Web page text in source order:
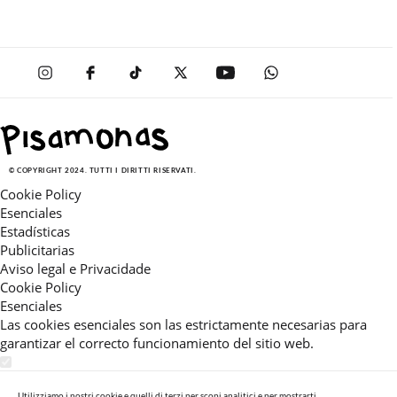
© COPYRIGHT 2024. TUTTI I DIRITTI RISERVATI.
Cookie Policy
Esenciales
Estadísticas
Publicitarias
Aviso legal e Privacidade
Cookie Policy
Esenciales
Las cookies esenciales son las estrictamente necesarias para
garantizar el correcto funcionamiento del sitio web.